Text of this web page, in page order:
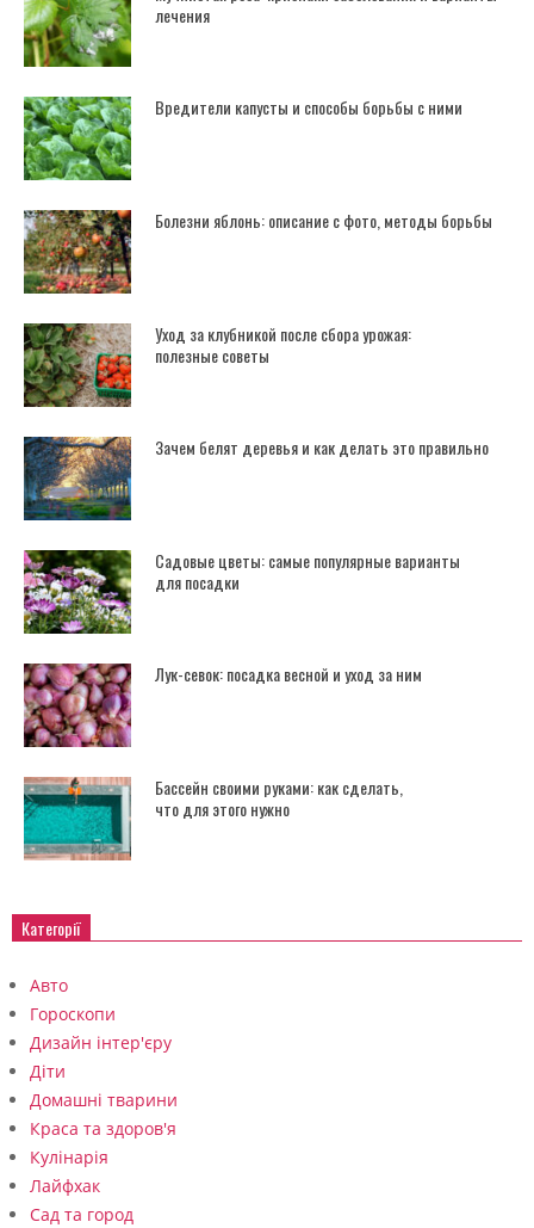
лечения
Вредители капусты и способы борьбы с ними
Болезни яблонь: описание с фото, методы борьбы
Уход за клубникой после сбора урожая:
полезные советы
Зачем белят деревья и как делать это правильно
Садовые цветы: самые популярные варианты
для посадки
Лук-севок: посадка весной и уход за ним
Бассейн своими руками: как сделать,
что для этого нужно
Категорії
Авто
Гороскопи
Дизайн інтер'єру
Діти
Домашні тварини
Краса та здоров'я
Кулінарія
Лайфхак
Сад та город